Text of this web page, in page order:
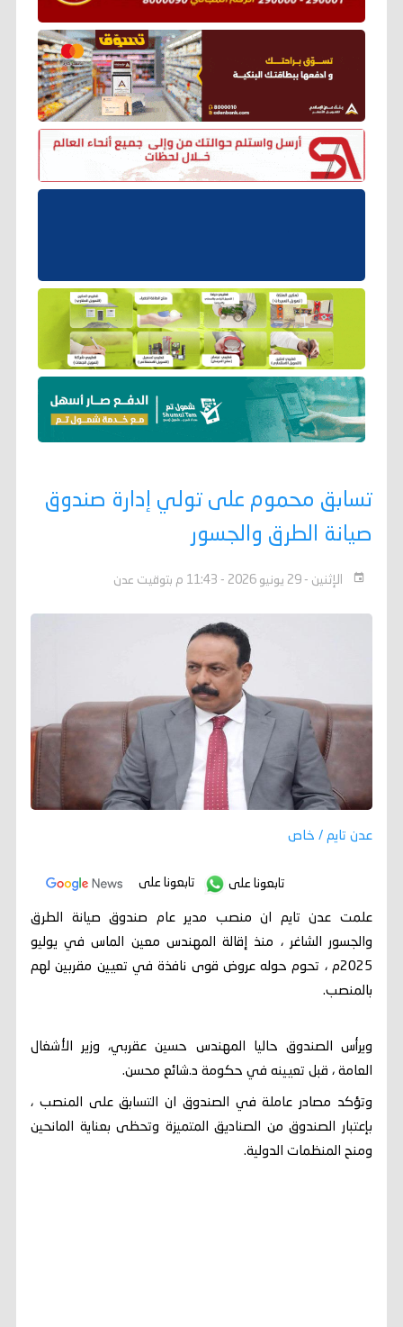
تسابق محموم على تولي إدارة صندوق
صيانة الطرق والجسور
الإثنين - 29 يونيو 2026 - 11:43 م بتوقيت عدن
عدن تايم / خاص
تابعونا على تابعونا على
علمت عدن تايم ان منصب مدير عام صندوق صيانة الطرق
والجسور الشاغر ، منذ إقالة المهندس معين الماس في يوليو
2025م ، تحوم حوله عروض قوى نافذة في تعيين مقربين لهم
بالمنصب.
ويرأس الصندوق حاليا المهندس حسين عقربي، وزير الأشغال
العامة ، قبل تعيينه في حكومة د.شائع محسن.
وتؤكد مصادر عاملة في الصندوق ان التسابق على المنصب ،
بإعتبار الصندوق من الصناديق المتميزة وتحظى بعناية المانحين
ومنح المنظمات الدولية.